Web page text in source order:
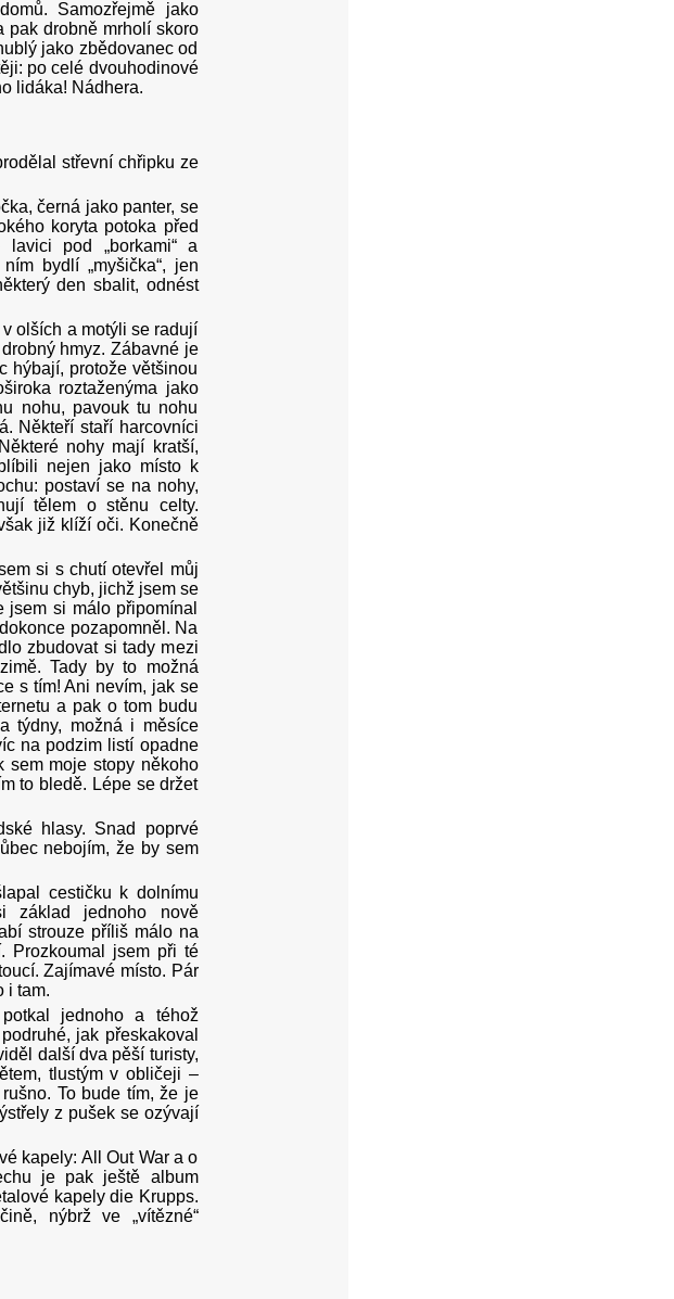
Samozřejmě jako
pak drobně mrholí skoro
jako zbědovanec od
po celé dvouhodinové
lidáka! Nádhera.
střevní chřipku ze
černá jako panter, se
koryta potoka před
pod „borkami“ a
bydlí „myšička“, jen
den sbalit, odnést
a motýli se radují
hmyz. Zábavné je
hýbají, protože většinou
roztaženýma jako
nohu, pavouk tu nohu
Někteří staří harcovníci
nohy mají kratší,
nejen jako místo k
postaví se na nohy,
tělem o stěnu celty.
již klíží oči. Konečně
si s chutí otevřel můj
chyb, jichž jsem se
si málo připomínal
pozapomněl. Na
zbudovat si tady mezi
Tady by to možná
s tím! Ani nevím, jak se
a pak o tom budu
týdny, možná i měsíce
na podzim listí opadne
sem moje stopy někoho
to bledě. Lépe se držet
hlasy. Snad poprvé
nebojím, že by sem
cestičku k dolnímu
základ jednoho nově
strouze příliš málo na
Prozkoumal jsem při té
Zajímavé místo. Pár
i tam.
jednoho a téhož
jak přeskakoval
další dva pěší turisty,
tlustým v obličeji –
To bude tím, že je
z pušek se ozývají
kapely: All Out War a o
je pak ještě album
kapely die Krupps.
nýbrž ve „vítězné“